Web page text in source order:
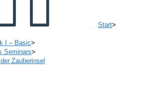
Start>
I – Basic>
Seminars>
Zauberinsel